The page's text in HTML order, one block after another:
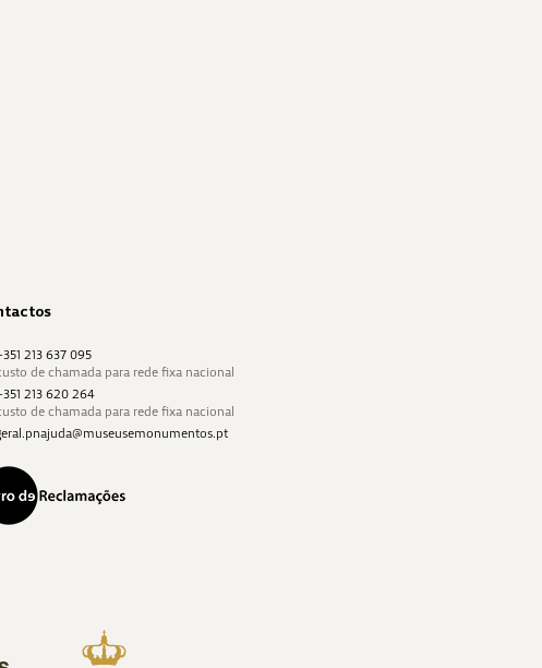
213 637 095
de chamada para rede fixa nacional
213 620 264
de chamada para rede fixa nacional